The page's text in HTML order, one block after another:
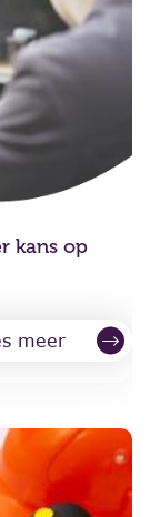
kans op
meer